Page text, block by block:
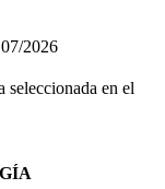
2026
seleccionada en el